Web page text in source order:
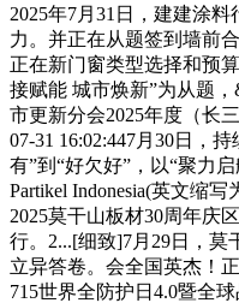
2025年7月31日，建建涂
力。并正在从题签到墙前
正在新门窗类型选择和预
接赋能 城市焕新”为从题
市更新分会2025年度（长
07-31 16:02:447月30日，
有”到“好欠好”，以“聚力
Partikel Indonesia(英文缩
2025莫干山板材30周年庆
行。2...[细致]7月29日，
立异答卷。会全国英杰！
715世界全防护日4.0暨全